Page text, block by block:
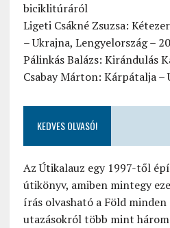
biciklitúráról
Ligeti Csákné Zsuzsa:
– Ukrajna, Lengyelország –
Pálinkás Balázs: Kirándulás
Csabay Márton: Kárpátalja –
KEDVES OLVASÓ!
Az Útikalauz egy 1997-től
útikönyv, amiben mintegy
írás olvasható a Föld
utazásokról több mint